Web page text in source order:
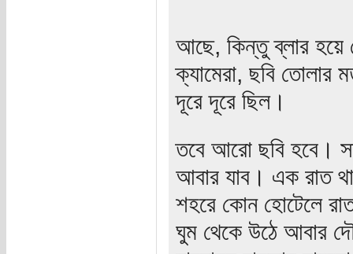
আছে, কিন্তু ব্লার হয়ে
ক্যামেরা, ছবি তোলার
দূরে দূরে ছিল।
তবে আরো ছবি হবে।
আবার যাব। এক রাত
শহরে কোন হোটেলে
ঘুম থেকে উঠে আবার